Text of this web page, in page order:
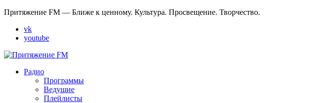
Притяжение FM — Ближе к ценному. Культура. Просвещение. Творчество.
vk
youtube
Радио
Программы
Ведущие
Плейлисты